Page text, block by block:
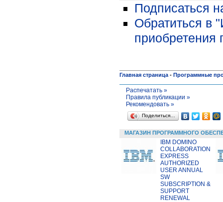
Подписаться
Обратиться в
приобретения
Главная страница - Программные
Распечатать »
Правила публикации »
Рекомендовать »
Поделиться…
МАГАЗИН ПРОГРАММНОГО
IBM DOMINO
COLLABORATION
EXPRESS
AUTHORIZED
USER ANNUAL
SW
SUBSCRIPTION &
SUPPORT
RENEWAL